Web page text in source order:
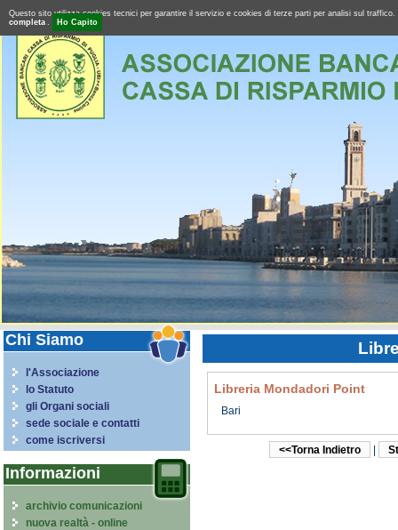
Chi Siamo
l'Associazione
lo Statuto
gli Organi sociali
sede sociale e contatti
come iscriversi
Informazioni
archivio comunicazioni
nuova realtà - online
Libreria Mondadori Point
Bari
<<Torna Indietro |
Questo sito utilizza cookies tecnici per garantire il servizio e cookies di terze parti per analisi sul
completa . Ho Capito